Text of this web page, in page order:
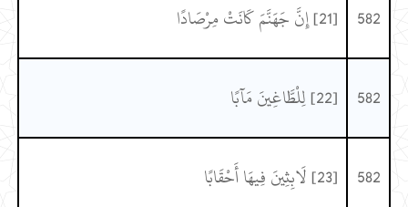
582 [21] إِنَّ جَهَنَّمَ كَانَتْ مِرْصَادًا
582 [22] لِلْطَّاغِينَ مَآبًا
582 [23] لَابِثِينَ فِيهَا أَحْقَابًا